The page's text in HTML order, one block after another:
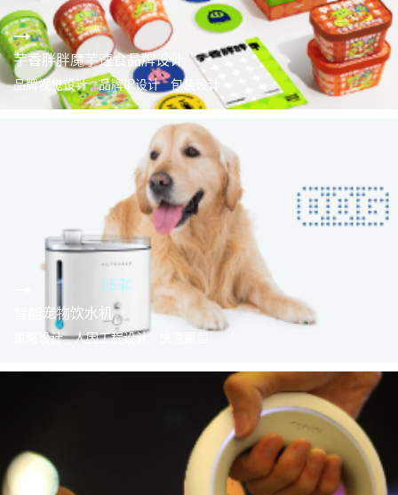
芋香胖胖魔芋速食品牌设计
品牌视觉设计 品牌IP设计 包装设计
智能宠物饮水机
策略设计 人因工程设计 快速原型